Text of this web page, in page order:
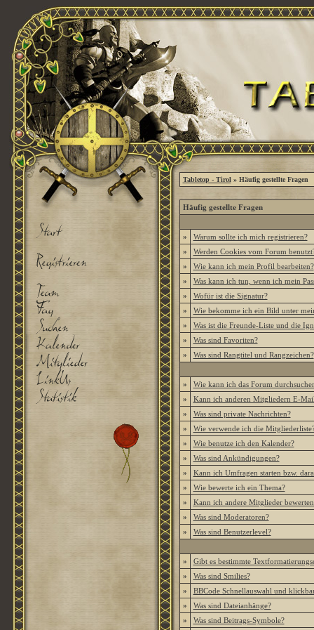
Tabletop - Tirol » Häufig gestellte Fragen
Häufig gestellte Fragen
»
Warum sollte ich mich registrieren?
»
Werden Cookies vom Forum
»
Wie kann ich mein Profil bearbeiten?
»
Was kann ich tun, wenn ich mein
»
Wofür ist die Signatur?
»
Wie bekomme ich ein Bild unter
»
Was ist die Freunde-Liste und die
»
Was sind Favoriten?
»
Was sind Rangtitel und Rangzeichen?
»
Wie kann ich das Forum
»
Kann ich anderen Mitgliedern E-
»
Was sind private Nachrichten?
»
Wie verwende ich die
»
Wie benutze ich den Kalender?
»
Was sind Ankündigungen?
»
Kann ich Umfragen starten bzw.
»
Wie bewerte ich ein Thema?
»
Kann ich andere Mitglieder
»
Was sind Moderatoren?
»
Was sind Benutzerlevel?
»
Gibt es bestimmte
»
Was sind Smilies?
»
BBCode Schnellauswahl und
»
Was sind Dateianhänge?
»
Was sind Beitrags-Symbole?